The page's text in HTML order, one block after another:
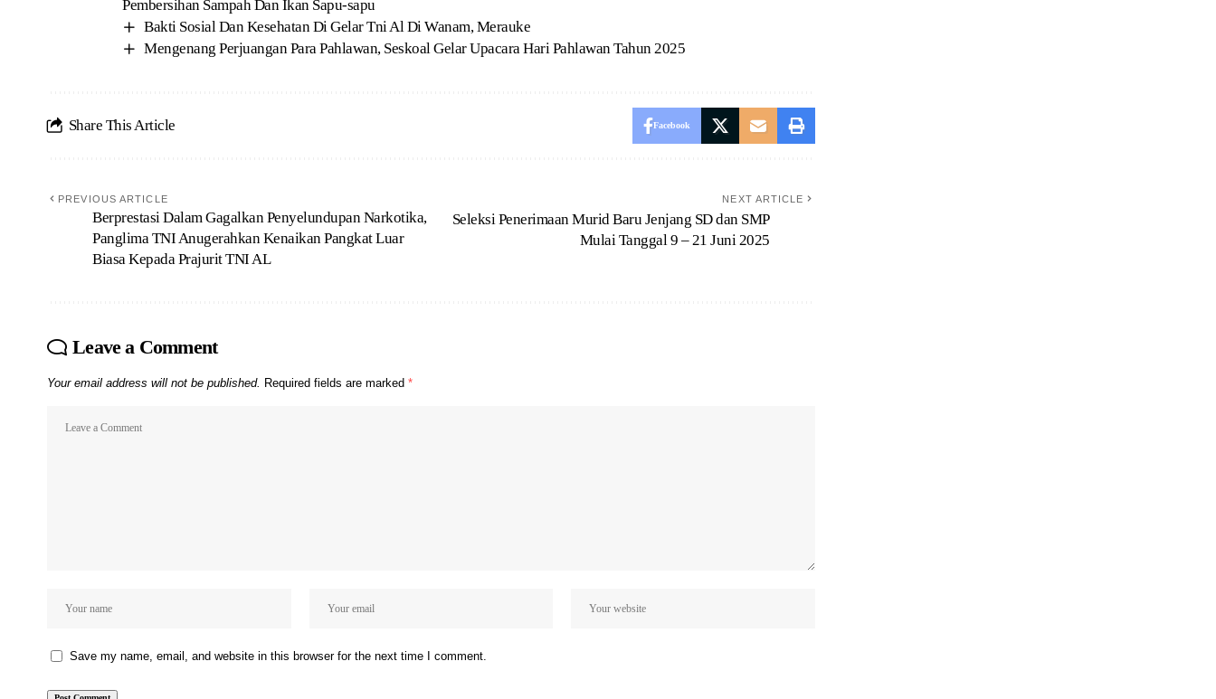
Pembersihan Sampah Dan Ikan Sapu-sapu
Bakti Sosial Dan Kesehatan Di Gelar Tni Al Di Wanam, Merauke
Mengenang Perjuangan Para Pahlawan, Seskoal Gelar Upacara Hari Pahlawan Tahun 2025
Share This Article Facebook
PREVIOUS ARTICLE
Berprestasi Dalam Gagalkan Penyelundupan Narkotika,
Panglima TNI Anugerahkan Kenaikan Pangkat Luar
Biasa Kepada Prajurit TNI AL
NEXT ARTICLE
Seleksi Penerimaan Murid Baru Jenjang SD dan SMP
Mulai Tanggal 9 – 21 Juni 2025
Leave a Comment
Your email address will not be published. Required fields are marked *
Save my name, email, and website in this browser for the next time I comment.